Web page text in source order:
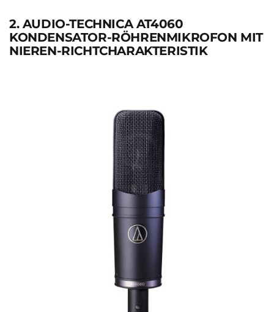
2. AUDIO-TECHNICA AT4060
KONDENSATOR-RÖHRENMIKROFON MIT
NIEREN-RICHTCHARAKTERISTIK